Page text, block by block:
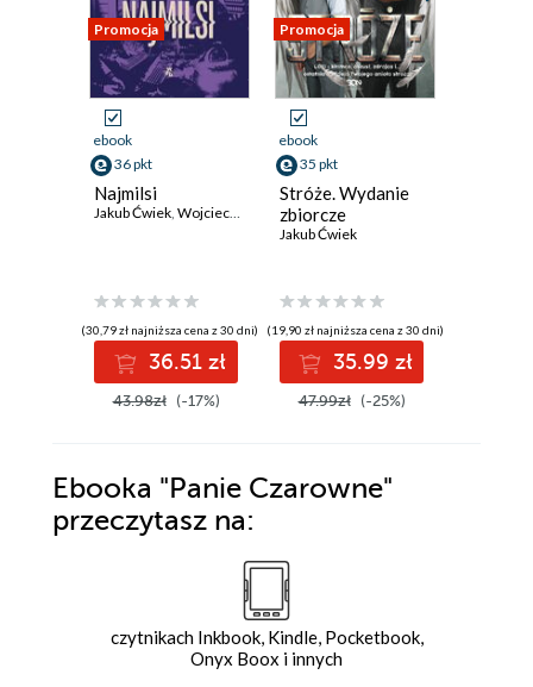
Promocja
ebook
36 pkt
Najmilsi
Jakub Ćwiek Wojciech Chmielarz
(30,79 zł najniższa cena z 30 dni)
36.51 zł
43.98zł (-17%)
Promocja
ebook
35 pkt
Stróże. Wydanie
zbiorcze
Jakub Ćwiek
(19,90 zł najniższa cena z 30 dni)
35.99 zł
47.99zł (-25%)
Ebooka "Panie Czarowne"
przeczytasz na:
czytnikach Inkbook, Kindle, Pocketbook,
Onyx Boox i innych